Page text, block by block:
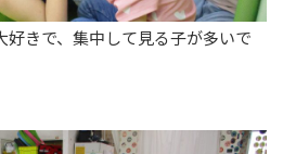
好きで、集中して見る子が多いで